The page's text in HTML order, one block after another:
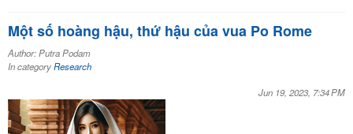
Một số hoàng hậu, thứ hậu của vua Po Rome
Author: Putra Podam
In categoryResearch
Jun 19, 2023, 7:34 PM